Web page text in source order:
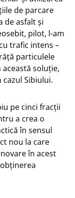
de parcare
de asfalt și
pilot, l-am
trafic intens –
particulele
soluție,
Sibiului.
pe cinci fracții
a crea o
în sensul
nou la care
în acest